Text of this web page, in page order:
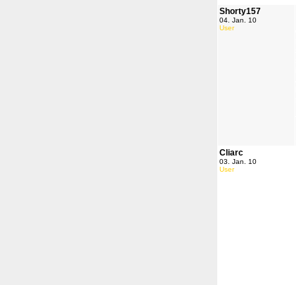
Shorty157
04. Jan. 10
User
Cliarc
03. Jan. 10
User